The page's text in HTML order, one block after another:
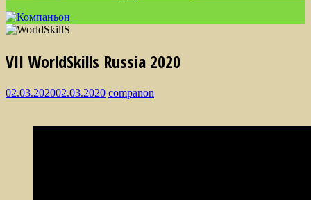
VII WorldSkills Russia 2020
02.03.202002.03.2020 companon